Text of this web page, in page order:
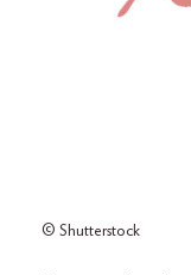
© Shutterstock